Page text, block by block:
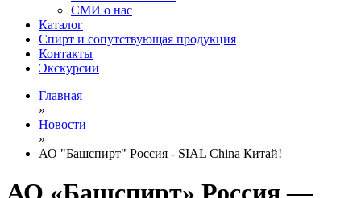
СМИ о нас
Каталог
Спирт и сопутствующая продукция
Контакты
Экскурсии
Главная
»
Новости
»
АО "Башспирт" Россия - SIAL China Китай!